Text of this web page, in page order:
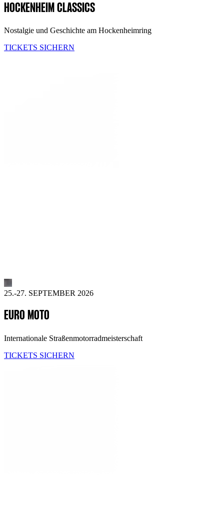
HOCKENHEIM CLASSICS
Nostalgie und Geschichte am Hockenheimring
TICKETS SICHERN
25.-27. SEPTEMBER 2026
EURO MOTO
Internationale Straßenmotorradmeisterschaft
TICKETS SICHERN